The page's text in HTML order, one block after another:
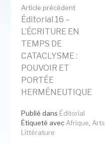
Lire
la
suite
Article précédent
Éditorial 16 –
L’ÉCRITURE EN
TEMPS DE
CATACLYSME :
POUVOIR ET
PORTÉE
HERMÉNEUTIQUE
Publié dans Éditorial
Étiqueté avec Afrique, Arts
Littérature